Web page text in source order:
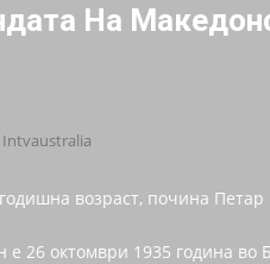
На
Intvaustralia
возраст, почина Петар
е 26 октомври 1935 година